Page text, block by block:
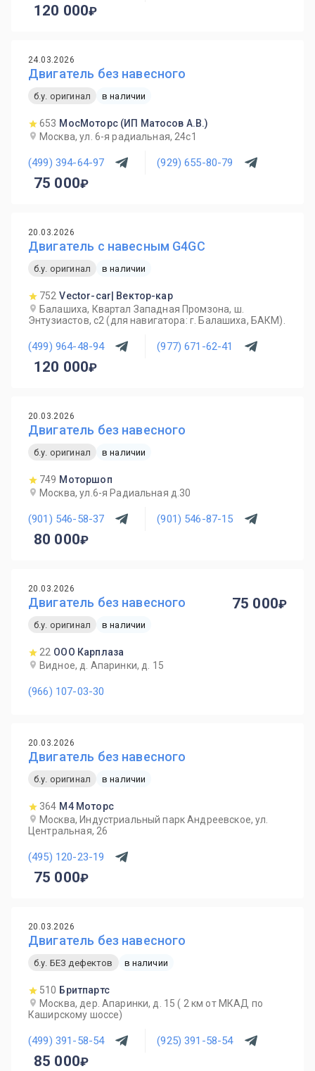
120 000
24.03.2026
Двигатель без навесного
б.у. оригинал в наличии
653 МосМоторс (ИП Матосов А.В.)
Москва, ул. 6-я радиальная, 24с1
(499) 394-64-97 (929) 655-80-79
75 000
20.03.2026
Двигатель с навесным G4GC
б.у. оригинал в наличии
752 Vector-car| Вектор-кар
Балашиха, Квартал Западная Промзона, ш.
Энтузиастов, с2 (для навигатора: г. Балашиха, БАКМ).
(499) 964-48-94 (977) 671-62-41
120 000
20.03.2026
Двигатель без навесного
б.у. оригинал в наличии
749 Моторшоп
Москва, ул.6-я Радиальная д.30
(901) 546-58-37 (901) 546-87-15
80 000
20.03.2026
Двигатель без навесного
б.у. оригинал в наличии
22 ООО Карплаза
Видное, д. Апаринки, д. 15
(966) 107-03-30
75 000
20.03.2026
Двигатель без навесного
б.у. оригинал в наличии
364 М4 Моторс
Москва, Индустриальный парк Андреевское, ул.
Центральная, 26
(495) 120-23-19
75 000
20.03.2026
Двигатель без навесного
б.у. БЕЗ дефектов в наличии
510 Бритпартс
Москва, дер. Апаринки, д. 15 ( 2 км от МКАД по
Каширскому шоссе)
(499) 391-58-54 (925) 391-58-54
85 000